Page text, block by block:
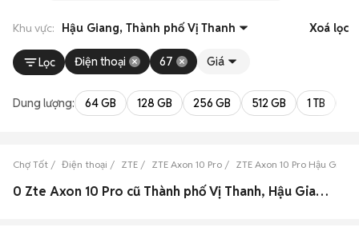
Khu vực: Hậu Giang, Thành phố Vị Thanh Xoá lọc
Lọc Điện thoại 67 Giá
Dung lượng: 64 GB 128 GB 256 GB 512 GB 1 TB
Chợ Tốt Điện thoại ZTE ZTE Axon 10 Pro ZTE Axon 10 Pro Hậu Giang
0 Zte Axon 10 Pro cũ Thành phố Vị Thanh, Hậu Giang đẹp